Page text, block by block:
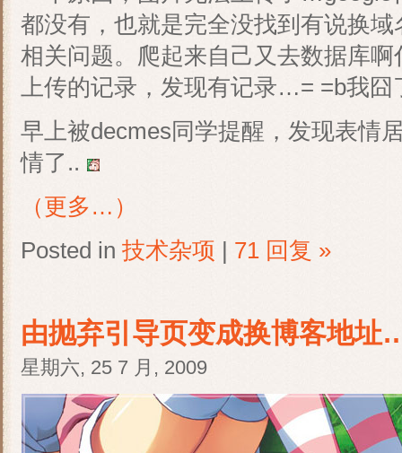
都没有，也就是完全没找到有说换
相关问题。爬起来自己又去数据库
上传的记录，发现有记录…= =b我
早上被decmes同学提醒，发现表情
情了..
（更多…）
Posted in 技术杂项 | 71 回复 »
由抛弃引导页变成换博客地址
星期六, 25 7 月, 2009